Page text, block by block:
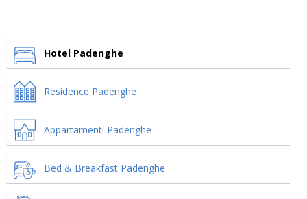
Hotel Padenghe
Residence Padenghe
Appartamenti Padenghe
Bed & Breakfast Padenghe